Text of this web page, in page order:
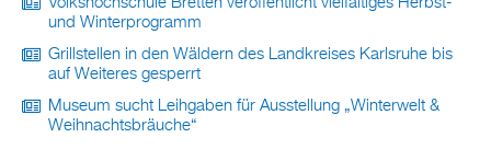
Volkshochschule Bretten veröffentlicht vielfältiges Herbst-
und Winterprogramm
Grillstellen in den Wäldern des Landkreises Karlsruhe bis
auf Weiteres gesperrt
Museum sucht Leihgaben für Ausstellung „Winterwelt &
Weihnachtsbräuche“